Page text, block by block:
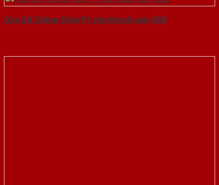
Cửa Gỗ Chống Cháy P1 cho khach san-SGD